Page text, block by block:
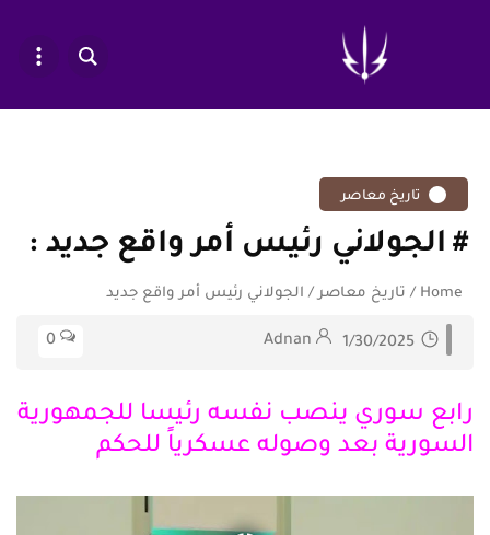
تاريخ معاصر
الجولاني رئيس أمر واقع جديد
Home
/ تاريخ معاصر / الجولاني رئيس أمر واقع جديد
Adnan
رابع سوري ينصب نفسه رئيسا للجمهورية
السورية بعد وصوله عسكرياً للحكم